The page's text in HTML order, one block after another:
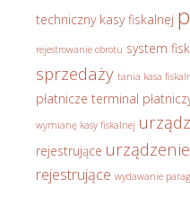
techniczny kasy fiskalnej
rejestrowanie obrotu system
sprzedaży tania kasa
płatnicze terminal
wymianę kasy fiskalnej
rejestrujące
rejestrujące wydawanie